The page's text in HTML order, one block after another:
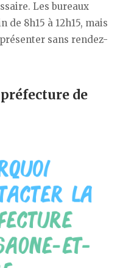
Les bureaux
de 8h15 à 12h15, mais
sans rendez-
de